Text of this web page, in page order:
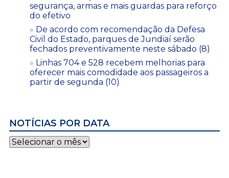
segurança, armas e mais guardas para reforço
do efetivo
De acordo com recomendação da Defesa
Civil do Estado, parques de Jundiaí serão
fechados preventivamente neste sábado (8)
Linhas 704 e 528 recebem melhorias para
oferecer mais comodidade aos passageiros a
partir de segunda (10)
NOTÍCIAS POR DATA
Notícias
por